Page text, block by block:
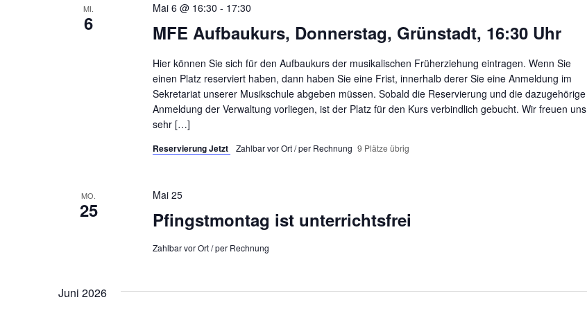
MI.
6 MFE Aufbaukurs, Donnerstag, Grünstadt, 16:30 Uhr
Mai 6 @ 16:30 - 17:30
Hier können Sie sich für den Aufbaukurs der musikalischen Früherziehung eintragen. Wenn Sie
einen Platz reserviert haben, dann haben Sie eine Frist, innerhalb derer Sie eine Anmeldung im
Sekretariat unserer Musikschule abgeben müssen. Sobald die Reservierung und die dazugehörige
Anmeldung der Verwaltung vorliegen, ist der Platz für den Kurs verbindlich gebucht. Wir freuen uns
sehr […]
Reservierung Jetzt Zahlbar vor Ort / per Rechnung 9 Plätze übrig
MO.
25 Pfingstmontag ist unterrichtsfrei
Mai 25
Zahlbar vor Ort / per Rechnung
Juni 2026